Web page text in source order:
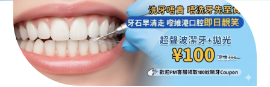
品牌介紹
環境設備
醫院新聞
收費標準
N
收費總表
植牙收費
根管收費
醫生團隊
門診時間